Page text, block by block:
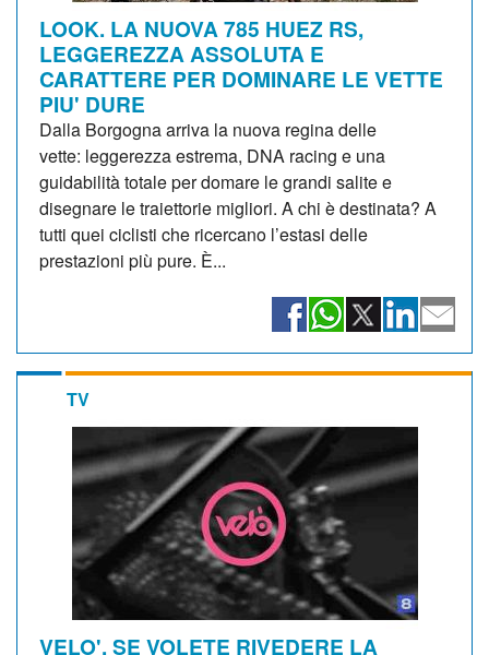
LOOK. LA NUOVA 785 HUEZ RS,
LEGGEREZZA ASSOLUTA E
CARATTERE PER DOMINARE LE VETTE
PIU' DURE
Dalla Borgogna arriva la nuova regina delle
vette: leggerezza estrema, DNA racing e una
guidabilità totale per domare le grandi salite e
disegnare le traiettorie migliori. A chi è destinata? A
tutti quei ciclisti che ricercano l’estasi delle
prestazioni più pure. È...
TV
VELO'. SE VOLETE RIVEDERE LA